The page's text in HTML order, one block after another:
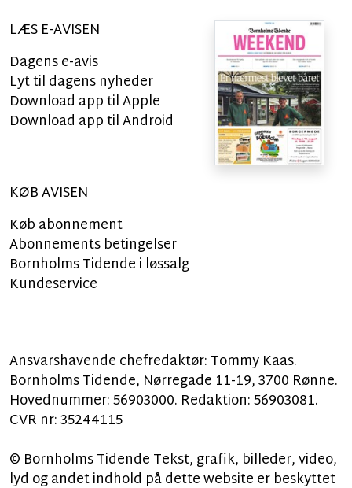
LÆS E-AVISEN
Dagens e-avis
Lyt til dagens nyheder
Download app til Apple
Download app til Android
KØB AVISEN
Køb abonnement
Abonnements betingelser
Bornholms Tidende i løssalg
Kundeservice
Ansvarshavende chefredaktør: Tommy Kaas.
Bornholms Tidende, Nørregade 11-19, 3700 Rønne.
Hovednummer: 56903000. Redaktion: 56903081.
CVR nr: 35244115
© Bornholms Tidende Tekst, grafik, billeder, video,
lyd og andet indhold på dette website er beskyttet